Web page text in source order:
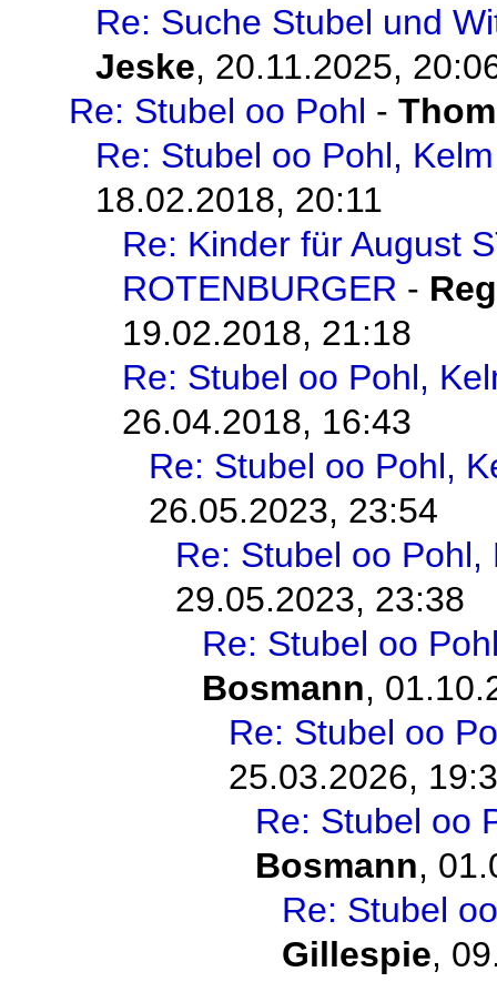
Re: Suche Stubel und
Jeske, 20.11.2025,
Re: Stubel oo Pohl -
Re: Stubel oo Pohl, Kelm
18.02.2018, 20:11
Re: Kinder für August
ROTENBURGER -
19.02.2018, 21:18
Re: Stubel oo Pohl,
26.04.2018, 16:43
Re: Stubel oo Pohl,
26.05.2023, 23:54
Re: Stubel oo Pohl,
29.05.2023, 23:38
Re: Stubel oo
Bosmann,
Re: Stubel oo
25.03.2026,
Re: Stubel oo
Bosmann,
Re: Stubel
Gillespie,